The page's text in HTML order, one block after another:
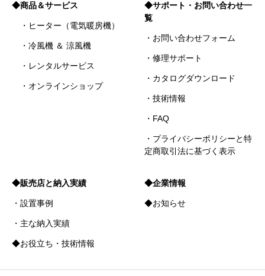
◆商品＆サービス
・ヒーター（電気暖房機）
・冷風機 ＆ 涼風機
・レンタルサービス
・オンラインショップ
◆サポート・お問い合わせ一
覧
・お問い合わせフォーム
・修理サポート
・カタログダウンロード
・技術情報
・FAQ
・プライバシーポリシーと特
定商取引法に基づく表示
◆販売店と納入実績
・設置事例
・主な納入実績
◆お役立ち・技術情報
◆企業情報
◆お知らせ